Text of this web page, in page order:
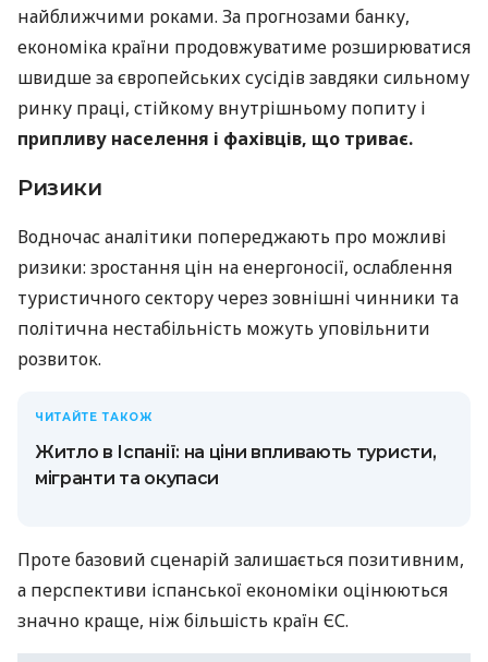
найближчими роками. За прогнозами банку,
економіка країни продовжуватиме розширюватися
швидше за європейських сусідів завдяки сильному
ринку праці, стійкому внутрішньому попиту і
припливу населення і фахівців, що триває.
Ризики
Водночас аналітики попереджають про можливі
ризики: зростання цін на енергоносії, ослаблення
туристичного сектору через зовнішні чинники та
політична нестабільність можуть уповільнити
розвиток.
ЧИТАЙТЕ ТАКОЖ
Житло в Іспанії: на ціни впливають туристи,
мігранти та окупаси
Проте базовий сценарій залишається позитивним,
а перспективи іспанської економіки оцінюються
значно краще, ніж більшість країн ЄС.